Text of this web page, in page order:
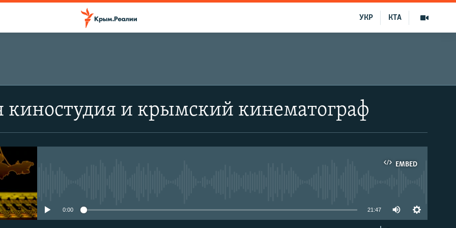
КТА
УКР
киностудия и крымский кинематограф
EMBED
0:00 21:47